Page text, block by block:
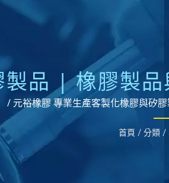
品 | 橡膠製
/ 元裕橡膠 專業生產客製化橡膠與矽
首頁 / 分類 /